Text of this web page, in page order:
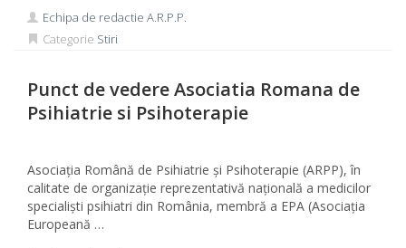
Echipa de redactie A.R.P.P.
Categorie Stiri
Punct de vedere Asociatia Romana de
Psihiatrie si Psihoterapie
Asociaţia Română de Psihiatrie şi Psihoterapie (ARPP), în
calitate de organizație reprezentativă naţională a medicilor
specialişti psihiatri din România, membră a EPA (Asociaţia
Europeană …